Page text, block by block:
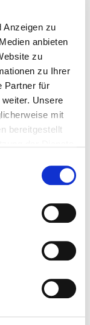
Anzeigen zu
anbieten
zu
zu Ihrer
Partner für
Unsere
mit
bereitgestellt
oft
berichten
in vielen Fällen